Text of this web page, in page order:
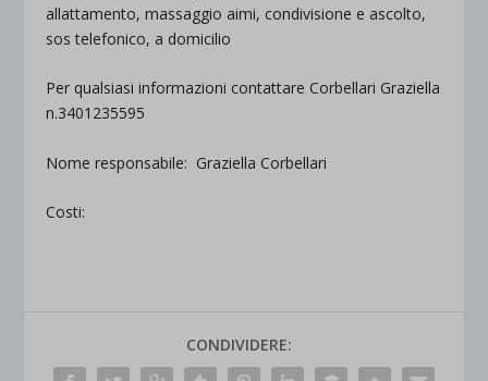
allattamento, massaggio aimi, condivisione e ascolto,
sos telefonico, a domicilio
Per qualsiasi informazioni contattare Corbellari Graziella
n.3401235595
Nome responsabile: Graziella Corbellari
Costi:
CONDIVIDERE: